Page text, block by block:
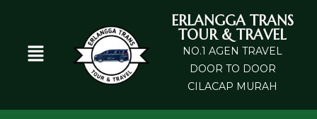
ERLANGGA TRANS
TOUR & TRAVEL
NO.1 AGEN TRAVEL
DOOR TO DOOR
CILACAP MURAH